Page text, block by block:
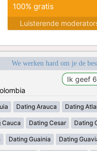
100% gratis
Luisterende
We werken hard om je de
Dating Arauca Dating
Cauca Dating Cesar Dating
Dating Guainia Dating